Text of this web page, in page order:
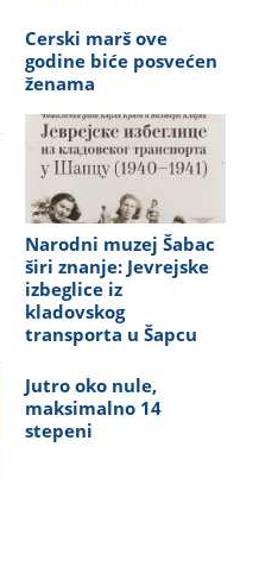
Cerski marš ove
godine biće posvećen
ženama
Narodni muzej Šabac
širi znanje: Jevrejske
izbeglice iz
kladovskog
transporta u Šapcu
Jutro oko nule,
maksimalno 14
stepeni